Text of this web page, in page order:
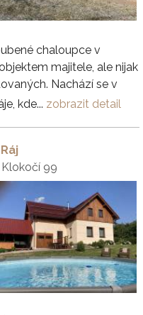
chaloupce v
majitele, ale nijak
Nachází se v
kde... zobrazit detail
Klokočí 99